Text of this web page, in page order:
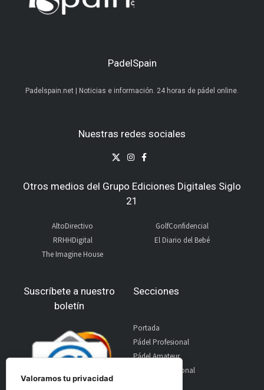
PadelSpain
Padelspain.net | Noticias e información. 24 horas de pádel online.
Nuestras redes sociales
Otros medios del Grupo Ediciones Digitales Siglo
21
AltoDirectivo
RRHHDigital
The Imagine House
GolfConfidencial
El Diario del Bebé
Suscríbete a nuestro
boletín
Secciones
Portada
Pádel Profesional
Pádel Amateur
Pádel Internacional
Valoramos tu privacidad